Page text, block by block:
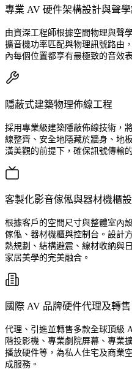
專業 AV 硬件架構設計與聲
由資深工程師根據空間物理與聲
擴音機功率匹配與物理訊號路由
內每個位置都享有最極致的音效
隱蔽式建築物理佈線工程
採用專業級建築隱蔽佈線技術，
線整齊、安全地隱藏於牆身、地
潢美觀的前提下，確保訊號傳輸
客製化影音傢俬與器材機櫃
根據客戶的空間尺寸與整體室內
傢俬、器材機櫃與控制台。設計
熱規劃、結構避震、線材收納與
家居美學的完美融合。
國際 AV 品牌硬件代理及轉售
代理、引進並轉售多款全球頂級
階投影機、專業劇院屏幕、專業
播放硬件等，為私人住宅及商業
成服務。